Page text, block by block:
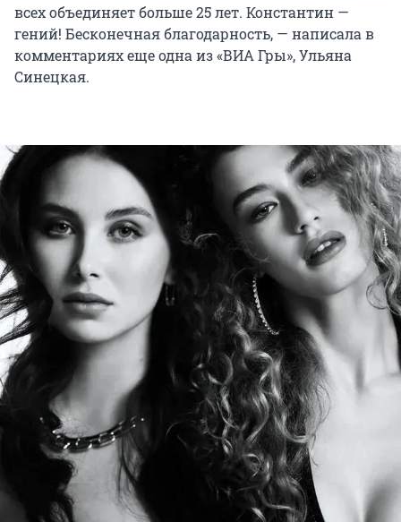
всех объединяет больше 25 лет. Константин —
гений! Бесконечная благодарность, — написала в
комментариях еще одна из «ВИА Гры», Ульяна
Синецкая.